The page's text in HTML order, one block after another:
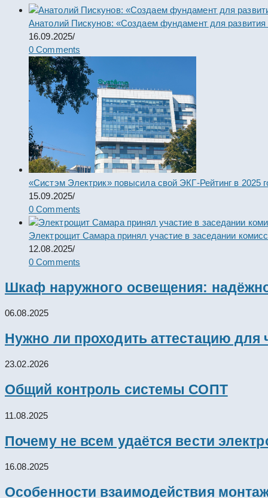
Анатолий Пискунов: «Создаем фундамент для развития
16.09.2025/
0 Comments
«Систэм Электрик» повысила свой ЭКГ-Рейтинг в 2025
15.09.2025/
0 Comments
Электрощит Самара принял участие в заседании
12.08.2025/
0 Comments
Шкаф наружного освещения:
06.08.2025
Нужно ли проходить аттестацию для
23.02.2026
Общий контроль системы СОПТ
11.08.2025
Почему не всем удаётся вести
16.08.2025
Особенности взаимодействия